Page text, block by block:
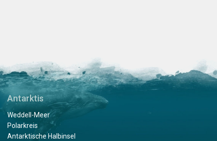
Antarktis
Weddell-Meer
Polarkreis
Antarktische Halbinsel